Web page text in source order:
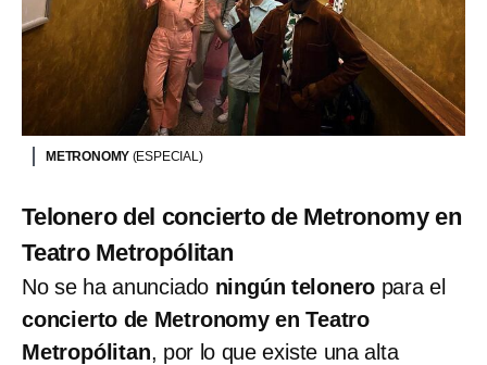
METRONOMY (ESPECIAL)
Telonero del concierto de Metronomy en
Teatro Metropólitan
No se ha anunciado ningún telonero para el
concierto de Metronomy en Teatro
Metropólitan, por lo que existe una alta